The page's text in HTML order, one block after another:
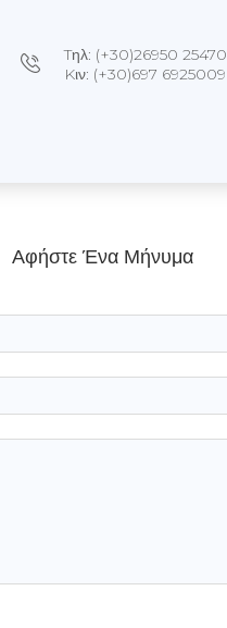
Tηλ: (+30)26950 25470
Kιν: (+30)697 6925009
Αφήστε Ένα Μήνυμα